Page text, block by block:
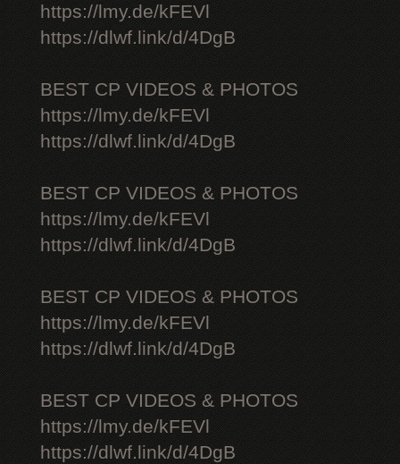
https://lmy.de/kFEVl
https://dlwf.link/d/4DgB
BEST CP VIDEOS & PHOTOS
https://lmy.de/kFEVl
https://dlwf.link/d/4DgB
BEST CP VIDEOS & PHOTOS
https://lmy.de/kFEVl
https://dlwf.link/d/4DgB
BEST CP VIDEOS & PHOTOS
https://lmy.de/kFEVl
https://dlwf.link/d/4DgB
BEST CP VIDEOS & PHOTOS
https://lmy.de/kFEVl
https://dlwf.link/d/4DgB